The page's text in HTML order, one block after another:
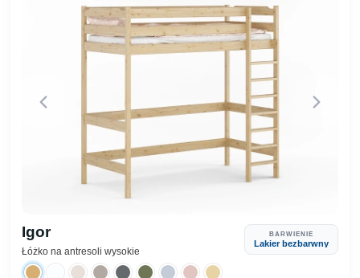
Igor
Łóżko na antresoli wysokie
BARWIENIE
Lakier bezbarwny